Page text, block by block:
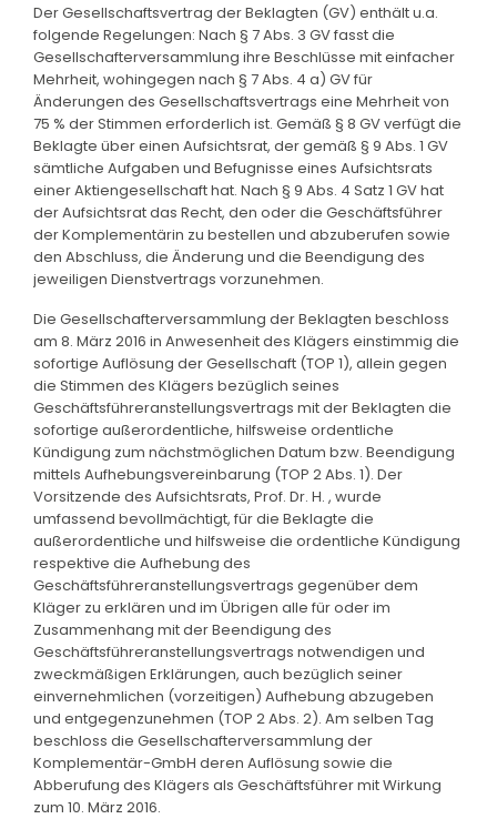
Der Gesellschaftsvertrag der Beklagten (GV) enthält u.a.
folgende Regelungen: Nach § 7 Abs. 3 GV fasst die
Gesellschafterversammlung ihre Beschlüsse mit einfacher
Mehrheit, wohingegen nach § 7 Abs. 4 a) GV für
Änderungen des Gesellschaftsvertrags eine Mehrheit von
75 % der Stimmen erforderlich ist. Gemäß § 8 GV verfügt die
Beklagte über einen Aufsichtsrat, der gemäß § 9 Abs. 1 GV
sämtliche Aufgaben und Befugnisse eines Aufsichtsrats
einer Aktiengesellschaft hat. Nach § 9 Abs. 4 Satz 1 GV hat
der Aufsichtsrat das Recht, den oder die Geschäftsführer
der Komplementärin zu bestellen und abzuberufen sowie
den Abschluss, die Änderung und die Beendigung des
jeweiligen Dienstvertrags vorzunehmen.
Die Gesellschafterversammlung der Beklagten beschloss
am 8. März 2016 in Anwesenheit des Klägers einstimmig die
sofortige Auflösung der Gesellschaft (TOP 1), allein gegen
die Stimmen des Klägers bezüglich seines
Geschäftsführeranstellungsvertrags mit der Beklagten die
sofortige außerordentliche, hilfsweise ordentliche
Kündigung zum nächstmöglichen Datum bzw. Beendigung
mittels Aufhebungsvereinbarung (TOP 2 Abs. 1). Der
Vorsitzende des Aufsichtsrats, Prof. Dr. H. , wurde
umfassend bevollmächtigt, für die Beklagte die
außerordentliche und hilfsweise die ordentliche Kündigung
respektive die Aufhebung des
Geschäftsführeranstellungsvertrags gegenüber dem
Kläger zu erklären und im Übrigen alle für oder im
Zusammenhang mit der Beendigung des
Geschäftsführeranstellungsvertrags notwendigen und
zweckmäßigen Erklärungen, auch bezüglich seiner
einvernehmlichen (vorzeitigen) Aufhebung abzugeben
und entgegenzunehmen (TOP 2 Abs. 2). Am selben Tag
beschloss die Gesellschafterversammlung der
Komplementär-GmbH deren Auflösung sowie die
Abberufung des Klägers als Geschäftsführer mit Wirkung
zum 10. März 2016.